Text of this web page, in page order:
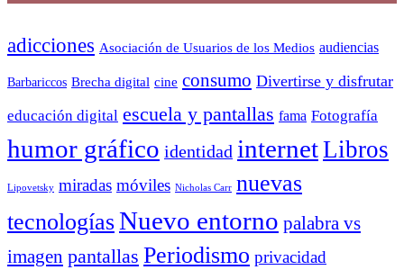
adicciones Asociación de Usuarios de los Medios audiencias
Barbariccos Brecha digital cine consumo Divertirse y disfrutar
educación digital escuela y pantallas fama Fotografía
humor gráfico identidad internetLibros
Lipovetsky miradas móviles Nicholas Carr nuevas
tecnologíasNuevo entorno palabra vs
imagen pantallas Periodismo privacidad